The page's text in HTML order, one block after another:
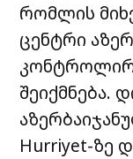
რომლის
ცენტრი
შეიქმნება.
Hurriyet-ზე